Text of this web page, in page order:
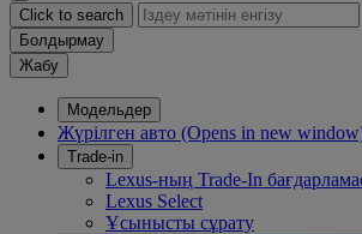
Click to search
Болдырмау
Жабу
Модельдер
Жүрілген авто (Opens in new
Trade-in
Lexus-ның Trade-In
Lexus Select
Ұсынысты сұрату